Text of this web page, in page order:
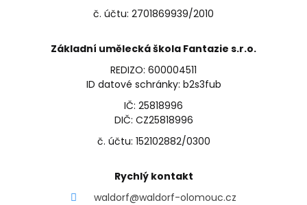
č. účtu: 2701869939/2010
Základní umělecká škola Fantazie s.r.o.
REDIZO: 600004511
ID datové schránky: b2s3fub
IČ: 25818996
DIČ: CZ25818996
č. účtu: 152102882/0300
Rychlý kontakt
waldorf@waldorf-olomouc.cz